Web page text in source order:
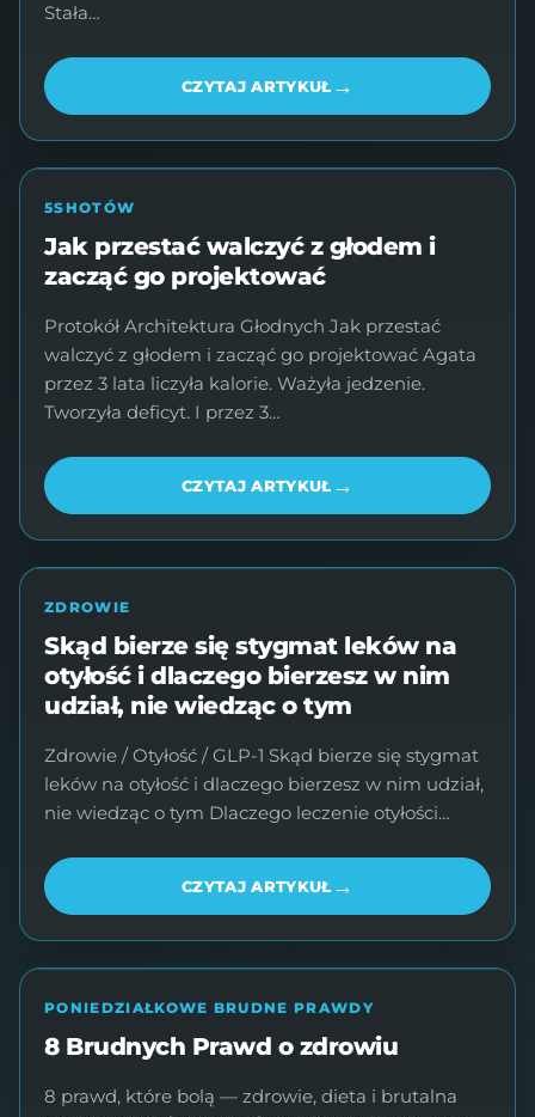
Stała…
CZYTAJ ARTYKUŁ →
5SHOTÓW
Jak przestać walczyć z głodem i
zacząć go projektować
Protokół Architektura Głodnych Jak przestać
walczyć z głodem i zacząć go projektować Agata
przez 3 lata liczyła kalorie. Ważyła jedzenie.
Tworzyła deficyt. I przez 3…
CZYTAJ ARTYKUŁ →
ZDROWIE
Skąd bierze się stygmat leków na
otyłość i dlaczego bierzesz w nim
udział, nie wiedząc o tym
Zdrowie / Otyłość / GLP-1 Skąd bierze się stygmat
leków na otyłość i dlaczego bierzesz w nim udział,
nie wiedząc o tym Dlaczego leczenie otyłości…
CZYTAJ ARTYKUŁ →
PONIEDZIAŁKOWE BRUDNE PRAWDY
8 Brudnych Prawd o zdrowiu
8 prawd, które bolą — zdrowie, dieta i brutalna